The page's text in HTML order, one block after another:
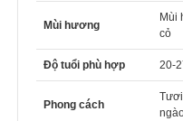
Mùi hương
Mùi
cỏ
Độ tuổi phù hợp 20-
Phong cách